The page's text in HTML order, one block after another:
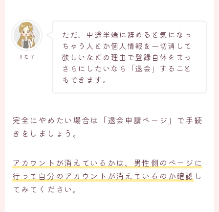
リモ子
ただ、中途半端に辞めると気になっ
ちゃう人とか個人情報を一切消して
欲しいなどの理由で登録自体をまっ
さらにしたいなら「退会」すること
もできます。
完全にやめたい場合は「退会申請ページ」で手続
きをしましょう。
アカウントが消えているかは、男性側のページに
行って自分のアカウントが消えているのか確認 し
てみてください。